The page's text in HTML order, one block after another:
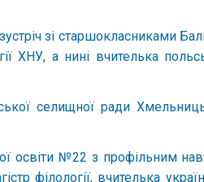
зі старшокласниками
ХНУ, а нині вчителька
селищної ради
освіти №22 з профільним
філології, вчителька